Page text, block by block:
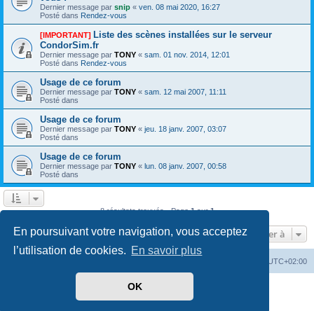
En poursuivant votre navigation, vous acceptez
l’utilisation de cookies. En savoir plus
OK
Dernier message par snip « ven. 08 mai 2020, 16:27
Posté dans Rendez-vous
[IMPORTANT] Liste des scènes installées sur le serveur
CondorSim.fr
Dernier message par TONY « sam. 01 nov. 2014, 12:01
Posté dans Rendez-vous
Usage de ce forum
Dernier message par TONY « sam. 12 mai 2007, 11:11
Posté dans
Usage de ce forum
Dernier message par TONY « jeu. 18 janv. 2007, 03:07
Posté dans
Usage de ce forum
Dernier message par TONY « lun. 08 janv. 2007, 00:58
Posté dans
8 résultats trouvés • Page1sur1
Aller à
UTC+02:00
phpBB ® Forum Software © phpBB Limited
phpBB-fr.com